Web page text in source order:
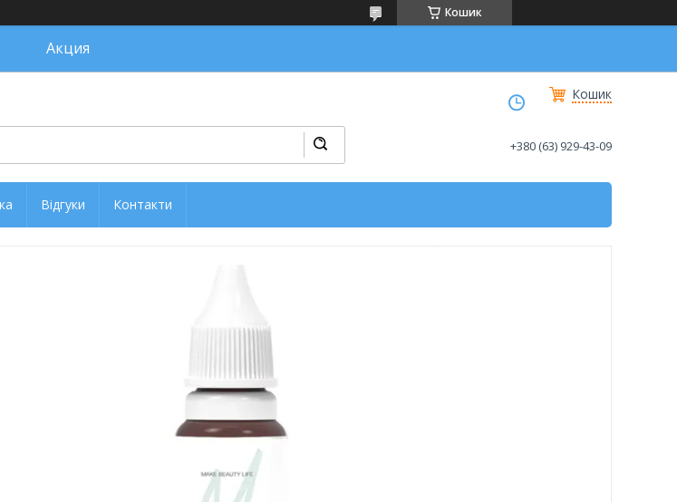
Кошик
Акция
Кошик
+380 (63) 929-43-09
Відгуки Контакти